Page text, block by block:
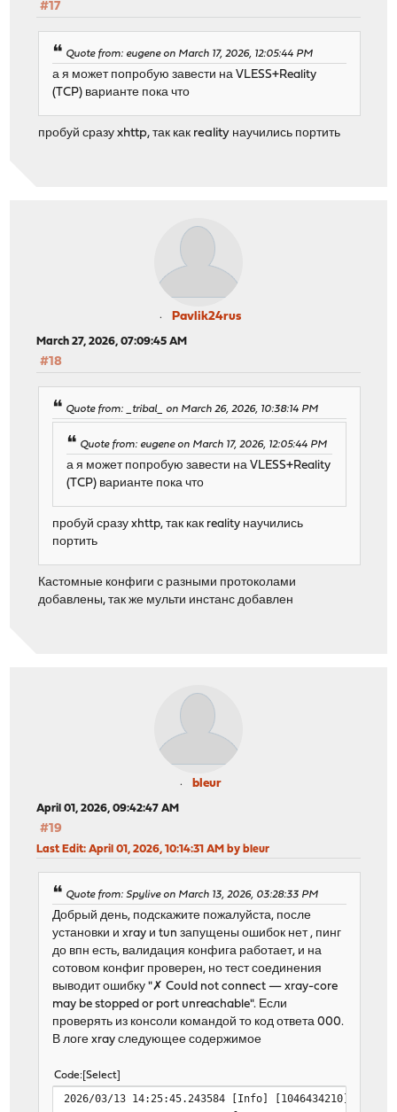
#17
Quote from: eugene on March 17, 2026, 12:05:44 PM
а я может попробую завести на VLESS+Reality
(TCP) варианте пока что
пробуй сразу xhttp, так как reality научились портить
Pavlik24rus
March 27, 2026, 07:09:45 AM
#18
Quote from: _tribal_ on March 26, 2026, 10:38:14 PM
Quote from: eugene on March 17, 2026, 12:05:44 PM
а я может попробую завести на VLESS+Reality
(TCP) варианте пока что
пробуй сразу xhttp, так как reality научились
портить
Кастомные конфиги с разными протоколами
добавлены, так же мульти инстанс добавлен
bleur
April 01, 2026, 09:42:47 AM
#19
Last Edit: April 01, 2026, 10:14:31 AM by bleur
Quote from: Spylive on March 13, 2026, 03:28:33 PM
Добрый день, подскажите пожалуйста, после
установки и xray и tun запущены ошибок нет , пинг
до впн есть, валидация конфига работает, и на
сотовом конфиг проверен, но тест соединения
выводит ошибку "✗ Could not connect — xray-core
may be stopped or port unreachable". Если
проверять из консоли командой то код ответа 000.
В логе xray следующее содержимое
Code Select
2026/03/13 14:25:45.243584 [Info] [1046434210]